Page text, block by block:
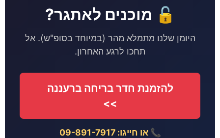
🔓 מוכנים לאתגר?
היומן שלנו מתמלא מהר (במיוחד בסופ"ש). אל
תחכו לרגע האחרון.
להזמנת חדר בריחה ברעננה
>>
📞 או חייגו: 09-891-7917